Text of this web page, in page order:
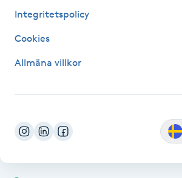
LPG-behandling
Lymfmassage
Läpptatuering
Integritetspolicy
Cookies
Allmäna villkor